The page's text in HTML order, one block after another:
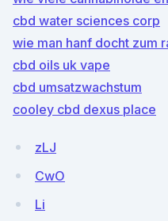
cbd water sciences corp
wie man hanf docht zum
cbd oils uk vape
cbd umsatzwachstum
cooley cbd dexus place
zLJ
CwO
Li